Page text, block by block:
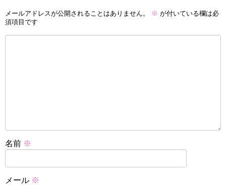
メールアドレスが公開されることはありません。 ※ が付いている欄は必
須項目です
名前 ※
メール ※